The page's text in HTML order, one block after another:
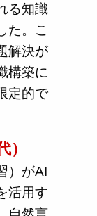
る知識
た。こ
解決が
構築に
定的で
）がAI
活用す